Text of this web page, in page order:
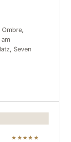
Ombre,
Seven
★★★★★